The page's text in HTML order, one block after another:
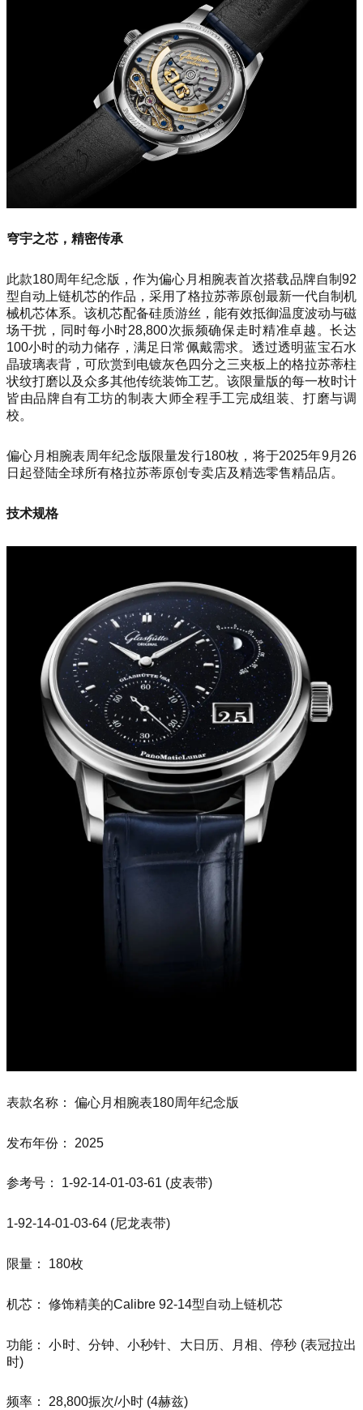
穹宇之芯，精密传承
此款180周年纪念版，作为偏心月相腕表首次搭载品牌自制92
型自动上链机芯的作品，采用了格拉苏蒂原创最新一代自制机
械机芯体系。该机芯配备硅质游丝，能有效抵御温度波动与磁
场干扰，同时每小时28,800次振频确保走时精准卓越。长达
100小时的动力储存，满足日常佩戴需求。透过透明蓝宝石水
晶玻璃表背，可欣赏到电镀灰色四分之三夹板上的格拉苏蒂柱
状纹打磨以及众多其他传统装饰工艺。该限量版的每一枚时计
皆由品牌自有工坊的制表大师全程手工完成组装、打磨与调
校。
偏心月相腕表周年纪念版限量发行180枚，将于2025年9月26
日起登陆全球所有格拉苏蒂原创专卖店及精选零售精品店。
技术规格
表款名称： 偏心月相腕表180周年纪念版
发布年份： 2025
参考号： 1-92-14-01-03-61 (皮表带)
1-92-14-01-03-64 (尼龙表带)
限量： 180枚
机芯： 修饰精美的Calibre 92-14型自动上链机芯
功能： 小时、分钟、小秒针、大日历、月相、停秒 (表冠拉出
时)
频率： 28,800振次/小时 (4赫兹)